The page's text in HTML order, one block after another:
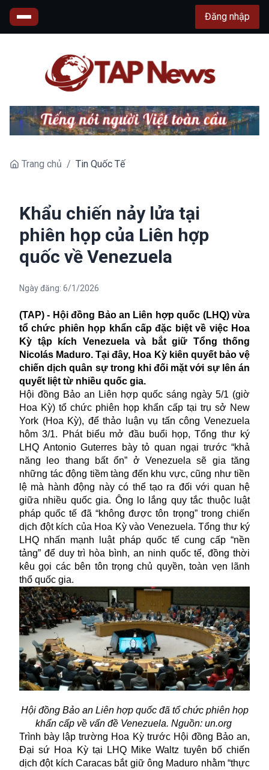
Đăng nhập
Trang chủ / Tin Quốc Tế
Khẩu chiến nảy lửa tại
phiên họp của Liên hợp
quốc về Venezuela
Ngày đăng: 6/1/2026
(TAP) - Hội đồng Bảo an Liên hợp quốc (LHQ) vừa
tổ chức phiên họp khẩn cấp đặc biệt về việc Hoa
Kỳ tập kích Venezuela và bắt giữ Tổng thống
Nicolás Maduro. Tại đây, Hoa Kỳ kiên quyết bảo vệ
chiến dịch quân sự trong khi đối mặt với sự lên án
quyết liệt từ nhiều quốc gia.
Hội đồng Bảo an Liên hợp quốc sáng ngày 5/1 (giờ
Hoa Kỳ) tổ chức phiên họp khẩn cấp tại trụ sở New
York (Hoa Kỳ), để thảo luận vụ tấn công Venezuela
hôm 3/1. Phát biểu mở đầu buổi họp, Tổng thư ký
LHQ Antonio Guterres bày tỏ quan ngại trước “khả
năng leo thang bất ổn” ở Venezuela sẽ gia tăng
những tác động tiềm tàng đến khu vực, cũng như tiền
lệ mà hành động này có thể tạo ra đối với quan hệ
giữa nhiều quốc gia. Ông lo lắng quy tắc thuộc luật
pháp quốc tế đã “không được tôn trọng” trong chiến
dịch đột kích của Hoa Kỳ vào Venezuela. Tổng thư ký
LHQ nhấn mạnh luật pháp quốc tế cung cấp “nền
tảng” để duy trì hòa bình, an ninh quốc tế, đồng thời
kêu gọi các bên tôn trọng chủ quyền, toàn vẹn lãnh
thổ quốc gia.
Hội đồng Bảo an Liên hợp quốc đã tổ chức phiên họp
khẩn cấp về vấn đề Venezuela. Nguồn: un.org
Trình bày lập trường Hoa Kỳ trước Hội đồng Bảo an,
Đại sứ Hoa Kỳ tại LHQ Mike Waltz tuyên bố chiến
dịch đột kích Caracas bắt giữ ông Maduro nhằm “thực